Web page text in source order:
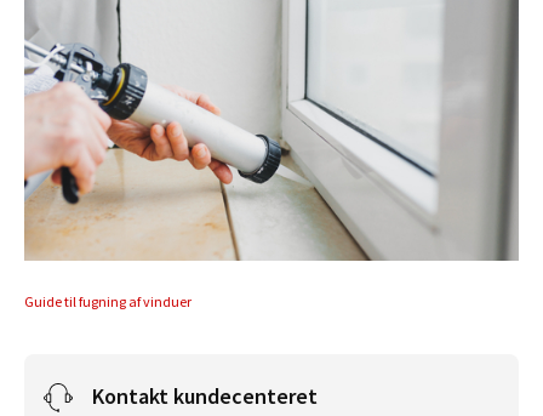
Guide til fugning af vinduer
Kontakt kundecenteret